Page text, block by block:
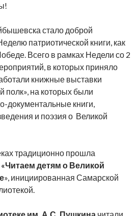
стало доброй
патриотической книги, как
Всего в рамках Недели со 2
в которых приняло
книжные выставки
на которых были
документальные книги,
и поэзия о Великой
традиционно прошла
«Читаем детям о Великой
», инициированная Самарской